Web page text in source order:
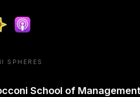
Apple podcast
SPHERES
School of Management